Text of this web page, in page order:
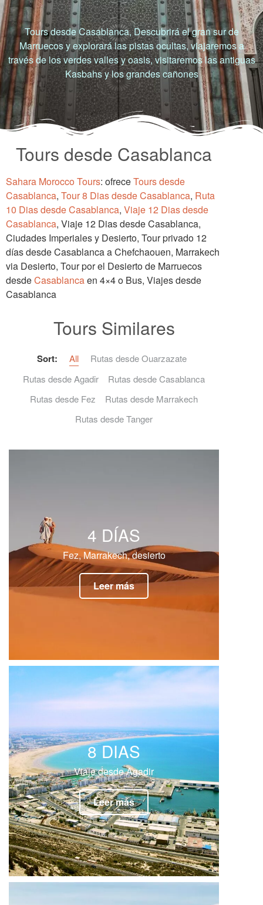
Tours desde Casablanca, Descubrirá el gran sur de
Marruecos y explorará las pistas ocultas, viajaremos a
través de los verdes valles y oasis, visitaremos las antiguas
Kasbahs y los grandes cañones
Tours desde Casablanca
Sahara Morocco Tours: ofreceTours desde
Casablanca, Tour 8 Dias desde Casablanca, Ruta
10 Dias desde Casablanca, Viaje 12 Dias desde
Casablanca, Viaje 12 Dias desde Casablanca,
Ciudades Imperiales y Desierto, Tour privado 12
días desde Casablanca a Chefchaouen, Marrakech
via Desierto, Tour por el Desierto de Marruecos
desdeCasablancaen 4×4 o Bus, Viajes desde
Casablanca
Tours Similares
Sort: All
Rutas desde Ouarzazate
Rutas desde Agadir
Rutas desde Casablanca
Rutas desde Fez
Rutas desde Marrakech
Rutas desde Tanger
4 DÍAS
Fez, Marrakech, desierto
Leer más
8 DIAS
Viaje desde Agadir
Leer más